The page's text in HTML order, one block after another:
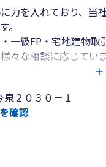
力を入れており、当
。
一級FP・宅地建物
々な相談に応じていま
業の経営支援サービス
対応しており、弥生
２０３０－１
確認